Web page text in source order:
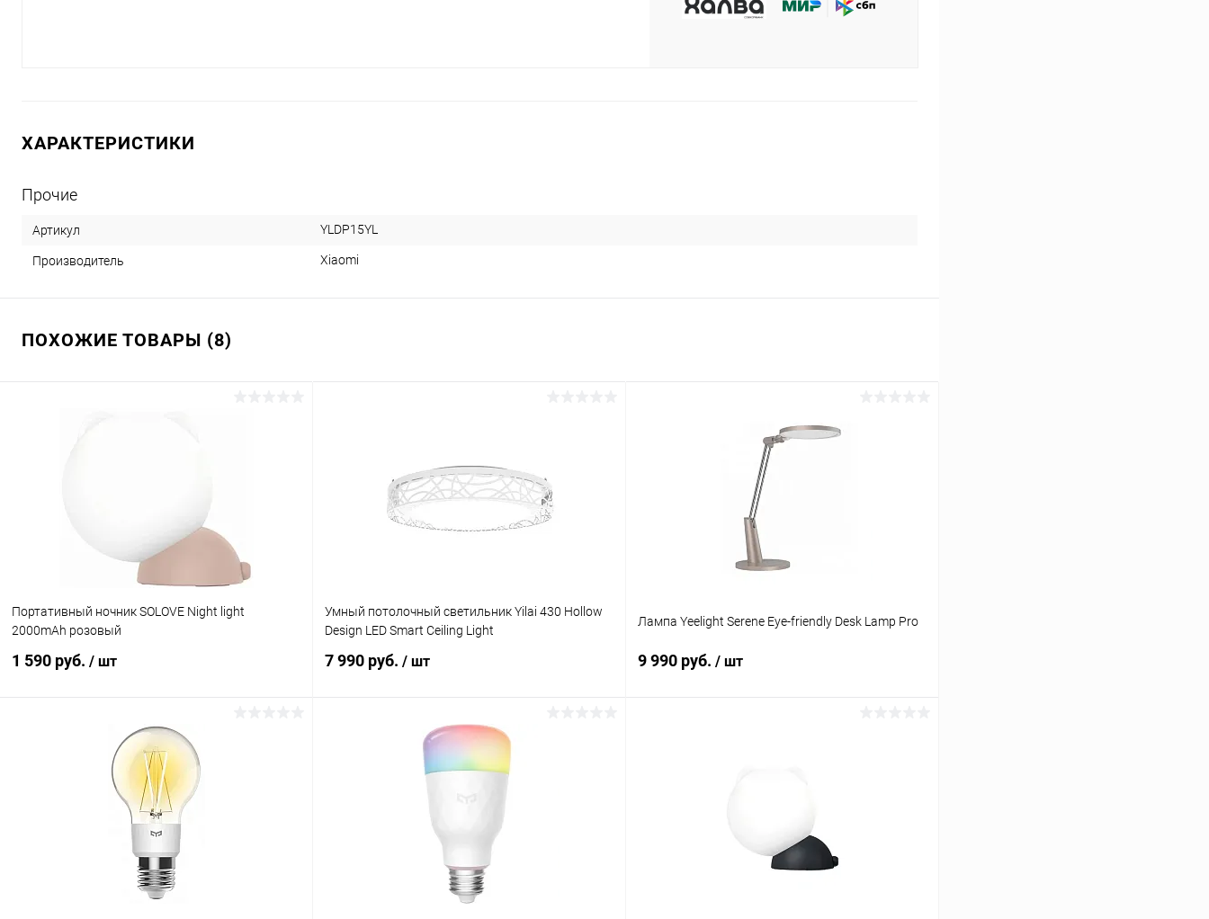
ХАРАКТЕРИСТИКИ
Прочие
Артикул YLDP15YL
Производитель Xiaomi
ПОХОЖИЕ ТОВАРЫ (8)
Портативный ночник SOLOVE Night light
2000mAh розовый
1 590 руб. / шт
В корзину
К сравнению
Умный потолочный светильник Yilai 430 Hollow
Design LED Smart Ceiling Light
7 990 руб. / шт
В корзину
Лампа Yeelight Serene Eye-friendly Desk Lamp Pro
9 990 руб. / шт